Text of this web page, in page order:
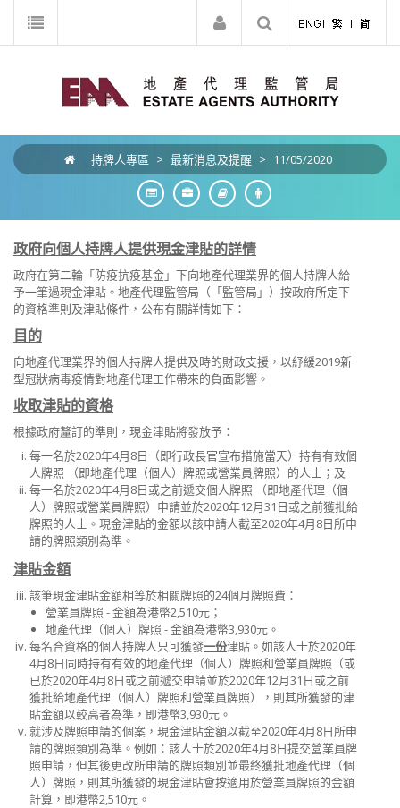
持牌人專區 > 最新消息及提醒 > 11/05/2020
政府向個人持牌人提供現金津貼的詳情
政府在第二輪「防疫抗疫基金」下向地產代理業界的個人持牌人給
予一筆過現金津貼。地產代理監管局（「監管局」）按政府所定下
的資格準則及津貼條件，公布有關詳情如下：
目的
向地產代理業界的個人持牌人提供及時的財政支援，以紓緩2019新
型冠狀病毒疫情對地產代理工作帶來的負面影響。
收取津貼的資格
根據政府釐訂的準則，現金津貼將發放予：
每一名於2020年4月8日（即行政長官宣布措施當天）持有有效個
人牌照 （即地產代理（個人）牌照或營業員牌照）的人士；及
每一名於2020年4月8日或之前遞交個人牌照 （即地產代理（個
人）牌照或營業員牌照）申請並於2020年12月31日或之前獲批給
牌照的人士。現金津貼的金額以該申請人截至2020年4月8日所申
請的牌照類別為準。
津貼金額
該筆現金津貼金額相等於相關牌照的24個月牌照費：
營業員牌照 - 金額為港幣2,510元；
地產代理（個人）牌照 - 金額為港幣3,930元。
每名合資格的個人持牌人只可獲發一份津貼。如該人士於2020年
4月8日同時持有有效的地產代理（個人）牌照和營業員牌照（或
已於2020年4月8日或之前遞交申請並於2020年12月31日或之前
獲批給地產代理（個人）牌照和營業員牌照），則其所獲發的津
貼金額以較高者為準，即港幣3,930元。
就涉及牌照申請的個案，現金津貼金額以截至2020年4月8日所申
請的牌照類別為準。例如：該人士於2020年4月8日提交營業員牌
照申請，但其後更改所申請的牌照類別並最終獲批地產代理（個
人）牌照，則其所獲發的現金津貼會按適用於營業員牌照的金額
計算，即港幣2,510元。